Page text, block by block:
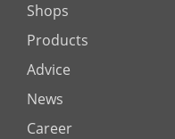
Shops
Products
Advice
News
Career